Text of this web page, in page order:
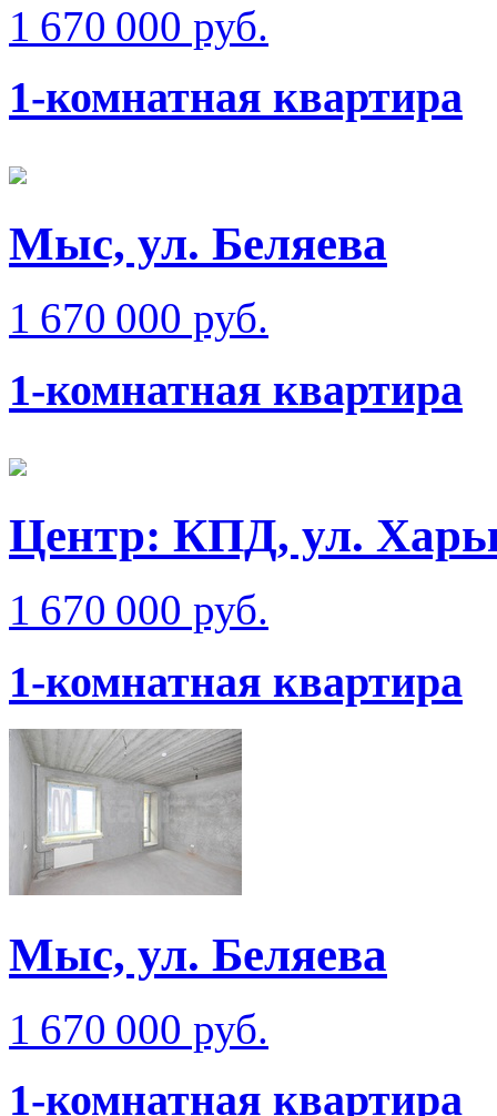
1 670 000 руб.
1-комнатная квартира
Мыс, ул. Беляева
1 670 000 руб.
1-комнатная квартира
Центр: КПД, ул.
1 670 000 руб.
1-комнатная квартира
Мыс, ул. Беляева
1 670 000 руб.
1-комнатная квартира